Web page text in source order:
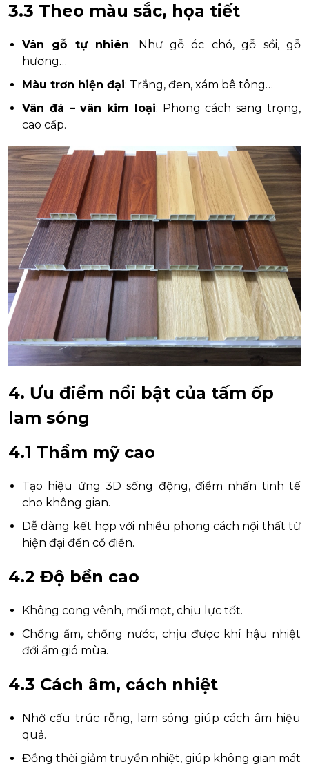
3.3 Theo màu sắc, họa tiết
Vân gỗ tự nhiên: Như gỗ óc chó, gỗ sồi, gỗ
hương…
Màu trơn hiện đại: Trắng, đen, xám bê tông…
Vân đá – vân kim loại: Phong cách sang trọng,
cao cấp.
4. Ưu điểm nổi bật của tấm ốp
lam sóng
4.1 Thẩm mỹ cao
Tạo hiệu ứng 3D sống động, điểm nhấn tinh tế
cho không gian.
Dễ dàng kết hợp với nhiều phong cách nội thất từ
hiện đại đến cổ điển.
4.2 Độ bền cao
Không cong vênh, mối mọt, chịu lực tốt.
Chống ẩm, chống nước, chịu được khí hậu nhiệt
đới ẩm gió mùa.
4.3 Cách âm, cách nhiệt
Nhờ cấu trúc rỗng, lam sóng giúp cách âm hiệu
quả.
Đồng thời giảm truyền nhiệt, giúp không gian mát